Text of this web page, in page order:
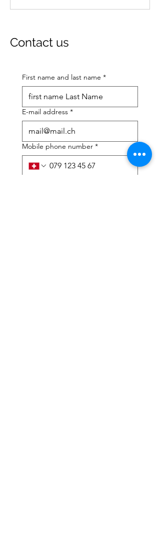
Contact us
First name and last name *
E-mail address *
Mobile phone number *